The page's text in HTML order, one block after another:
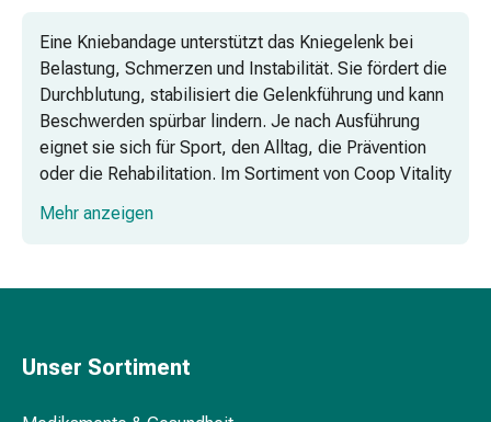
Zahn-
&
Mundgesundheit
Kariesprophylaxe
Trockener
Mund
(Xerostomie)
und
Medikamente
Kopfhautbeschwerden
Eine Kniebandage unterstützt das Kniegelenk bei
Belastung, Schmerzen und Instabilität. Sie fördert die
Durchblutung, stabilisiert die Gelenkführung und kann
Beschwerden spürbar lindern. Je nach Ausführung
eignet sie sich für Sport, den Alltag, die Prävention
oder die Rehabilitation. Im Sortiment von Coop Vitality
sind Kniebandagen in verschiedenen Ausführungen,
Grössen und für das linke bzw. rechte Knie sowie für
Stützbandagen mit Silikonring zur
Mehr anzeigen
Unser Sortiment